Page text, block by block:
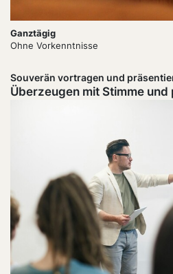
Dauer:
Ganztägig
Level
Ohne Vorkenntnisse
Souverän vortragen und
Überzeugen mit Stimme